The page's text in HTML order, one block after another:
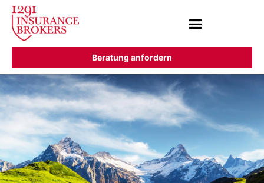
Beratung anfordern
Unsere Dienstleistungen